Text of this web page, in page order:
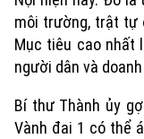
môi trường, trật tự
Mục tiêu cao nhất
người dân và
Bí thư Thành ủy
Vành đai 1 có thể